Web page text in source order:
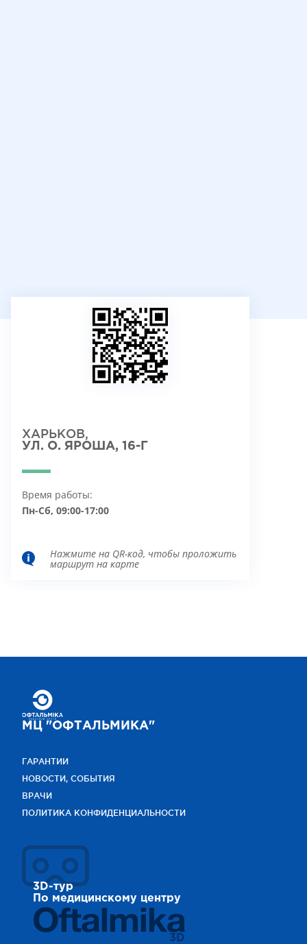
ХАРЬКОВ,
УЛ. О. ЯРОША, 16-Г
Время работы:
Пн-Сб, 09:00-17:00
Нажмите на QR-код, чтобы проложить
маршрут на карте
МЦ "ОФТАЛЬМИКА"
ГАРАНТИИ
НОВОСТИ, СОБЫТИЯ
ВРАЧИ
ПОЛИТИКА КОНФИДЕНЦИАЛЬНОСТИ
3D-тур
По медицинскому центру
3D